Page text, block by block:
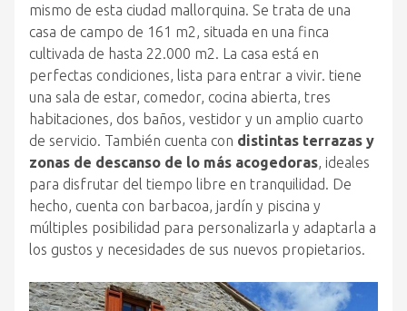
mismo de esta ciudad mallorquina. Se trata de una
casa de campo de 161 m2, situada en una finca
cultivada de hasta 22.000 m2. La casa está en
perfectas condiciones, lista para entrar a vivir. tiene
una sala de estar, comedor, cocina abierta, tres
habitaciones, dos baños, vestidor y un amplio cuarto
de servicio. También cuenta con distintas terrazas y
zonas de descanso de lo más acogedoras, ideales
para disfrutar del tiempo libre en tranquilidad. De
hecho, cuenta con barbacoa, jardín y piscina y
múltiples posibilidad para personalizarla y adaptarla a
los gustos y necesidades de sus nuevos propietarios.